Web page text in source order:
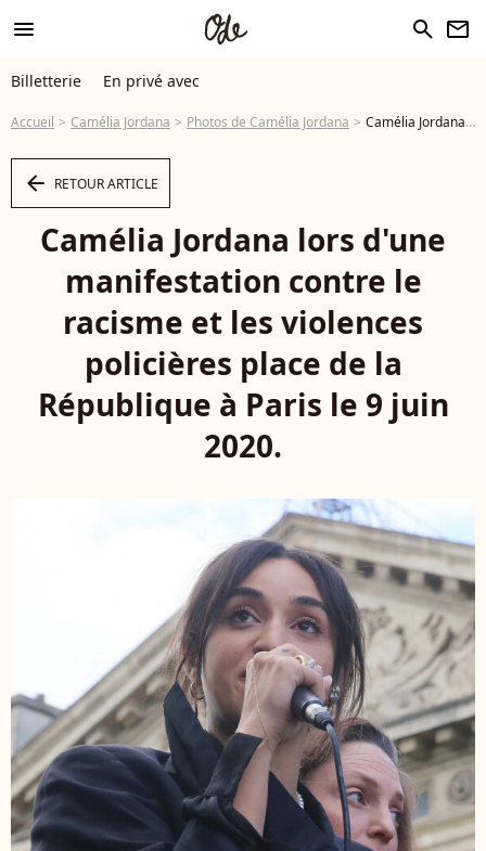
menu search newsletter
Billetterie En privé avec
Accueil Camélia Jordana Photos de Camélia Jordana Camélia Jordana lors d'une manifestation contre le racisme et les violences policières place de la République à Paris le 9 juin 2020. © Panoramic / Bestimage - Photo
arrow_left RETOUR ARTICLE
Camélia Jordana lors d'une
manifestation contre le
racisme et les violences
policières place de la
République à Paris le 9 juin
2020.